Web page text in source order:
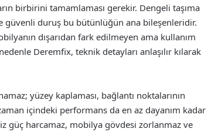
birbirini tamamlaması gerekir. Dengeli taşıma
güvenli duruş bu bütünlüğün ana bileşenleridir.
dışarıdan fark edilmeyen ama kullanım
Deremfix, teknik detayları anlaşılır kılarak
yüzey kaplaması, bağlantı noktalarının
içindeki performans da en az dayanım kadar
güç harcamaz, mobilya gövdesi zorlanmaz ve